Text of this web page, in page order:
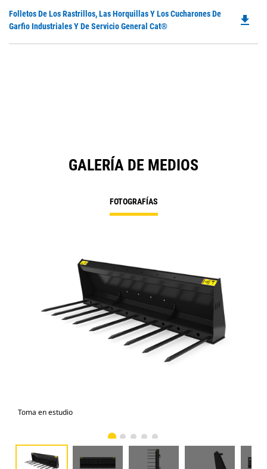
Folletos De Los Rastrillos, Las Horquillas Y Los Cucharones De
Garfio Industriales Y De Servicio General Cat®
file_download
GALERÍA DE MEDIOS
FOTOGRAFÍAS
Toma en estudio